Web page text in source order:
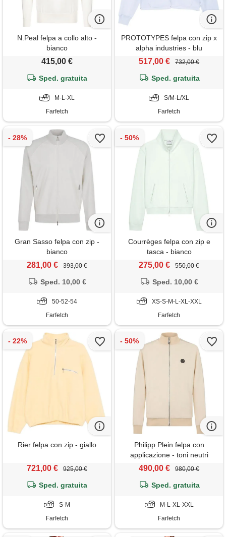
N.Peal felpa a collo alto -
bianco
415,00 €
Sped. gratuita
M-L-XL
Farfetch
PROTOTYPES felpa con zip x
alpha industries - blu
517,00 € 732,00 €
Sped. gratuita
S/M-L/XL
Farfetch
Gran Sasso felpa con zip -
bianco
281,00 € 393,00 €
Sped. 10,00 €
50-52-54
Farfetch
Courrèges felpa con zip e
tasca - bianco
275,00 € 550,00 €
Sped. 10,00 €
XS-S-M-L-XL-XXL
Farfetch
Rier felpa con zip - giallo
721,00 € 925,00 €
Sped. gratuita
S-M
Farfetch
Philipp Plein felpa con
applicazione - toni neutri
490,00 € 980,00 €
Sped. gratuita
M-L-XL-XXL
Farfetch